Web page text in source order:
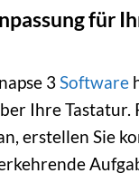
für
3Software
Ihre Tastatur.
erstellen Sie